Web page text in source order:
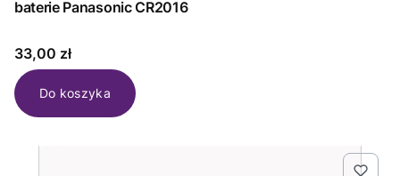
baterie Panasonic CR2016
Cena
33,00 zł
Do koszyka